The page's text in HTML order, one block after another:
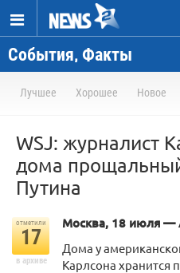
События, Факты
Лучшее Хорошее Новое
WSJ: журналист
дома
Путина
отметили
17
в архиве
Москва, 18 июля —
Дома у
Карлсона хранится